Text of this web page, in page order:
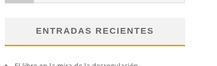
ENTRADAS RECIENTES